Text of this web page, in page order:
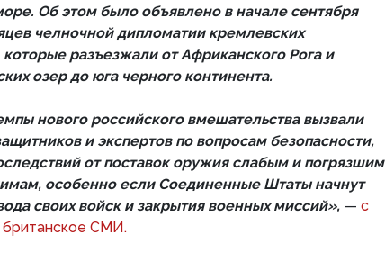
Об этом было объявлено в начале сентября
челночной дипломатии кремлевских
разъезжали от Африканского Рога и
озер до юга черного континента.
нового российского вмешательства вызвали
и экспертов по вопросам безопасности,
от поставок оружия слабым и погрязшим
особенно если Соединенные Штаты начнут
своих войск и закрытия военных миссий», — с
СМИ.